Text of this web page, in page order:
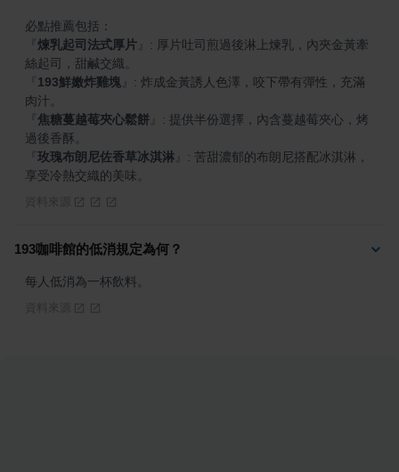
煉乳起司法式厚片
: 厚片吐司煎過後淋上煉乳，內夾金黃牽
193鮮嫩炸雞塊
: 炸成金黃誘人色澤，咬下帶有彈性，充滿
焦糖蔓越莓夾心鬆餅
: 提供半份選擇，內含蔓越莓夾心，烤
玫瑰布朗尼佐香草冰淇淋
: 苦甜濃郁的布朗尼搭配冰淇淋，
享受冷熱交織的美味。
193咖啡館的低消規定為何？
每人低消為一杯飲料。